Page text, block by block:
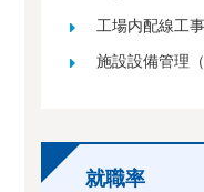
工場内配線工
施設設備管理
就職率